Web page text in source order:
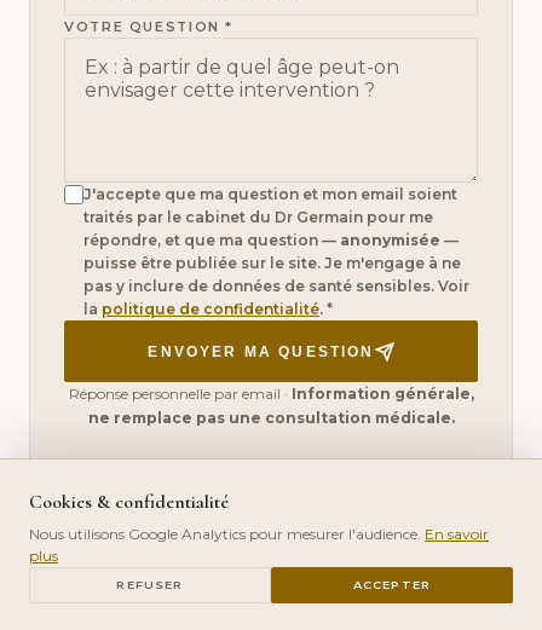
VOTRE QUESTION *
J'accepte que ma question et mon email soient
traités par le cabinet du Dr Germain pour me
répondre, et que ma question — anonymisée —
puisse être publiée sur le site. Je m'engage à ne
pas y inclure de données de santé sensibles. Voir
la politique de confidentialité. *
ENVOYER MA QUESTION
Réponse personnelle par email · Information générale,
ne remplace pas une consultation médicale.
PRENDRE RDV
Cookies & confidentialité
Nous utilisons Google Analytics pour mesurer l'audience. En savoir
plus
REFUSER ACCEPTER